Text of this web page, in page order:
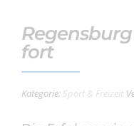
fort
Kategorie: Sport & Freizeit